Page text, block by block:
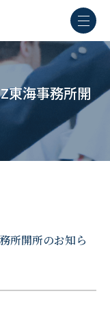
東海事務所開
所開所のお知ら